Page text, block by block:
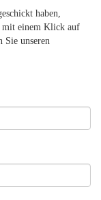
haben,
mit einem Klick auf
Sie unseren